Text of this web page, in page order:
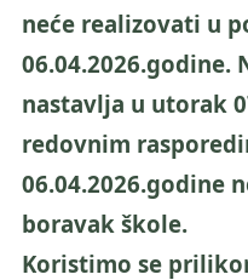
neće realizovati u
06.04.2026.godine.
nastavlja u utorak
redovnim
06.04.2026.godine
boravak škole.
Koristimo se